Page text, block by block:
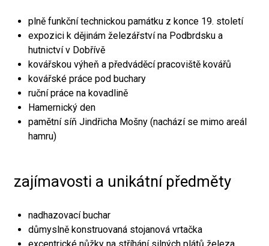
plně funkční technickou památku z konce 19. století
expozici k dějinám železářství na Podbrdsku a
hutnictví v Dobřívě
kovářskou výheň a předváděcí pracoviště kovářů
kovářské práce pod buchary
ruční práce na kovadlině
Hamernický den
pamětní síň Jindřicha Mošny (nachází se mimo areál
hamru)
zajímavosti a unikátní předměty
nadhazovací buchar
důmyslně konstruovaná stojanová vrtačka